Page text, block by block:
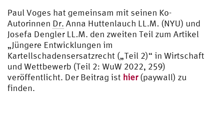
Paul Voges hat gemeinsam mit seinen Ko-
Autorinnen Dr. Anna Huttenlauch LL.M. (NYU) und
Josefa Dengler LL.M. den zweiten Teil zum Artikel
„Jüngere Entwicklungen im
Kartellschadensersatzrecht („Teil 2)“ in Wirtschaft
und Wettbewerb (Teil 2: WuW 2022, 259)
veröffentlicht. Der Beitrag ist hier(paywall) zu
finden.